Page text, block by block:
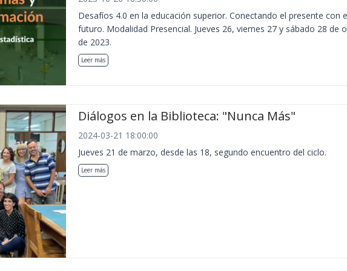
Desafíos 4.0 en la educación superior. Conectando el presente con
futuro. Modalidad Presencial. Jueves 26, viernes 27 y sábado 28 de
de 2023.
Leer más
Diálogos en la Biblioteca: "Nunca Más"
2024-03-21 18:00:00
Jueves 21 de marzo, desde las 18, segundo encuentro del ciclo.
Leer más